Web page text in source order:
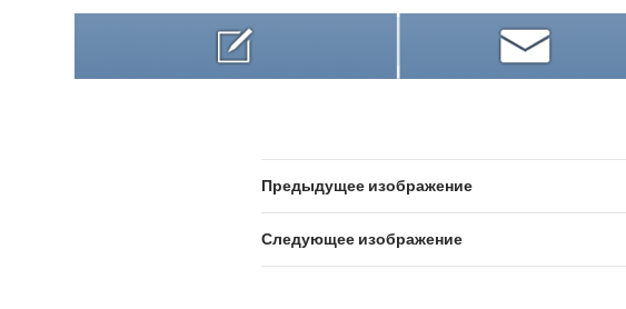
Предыдущее изображение
Следующее изображение